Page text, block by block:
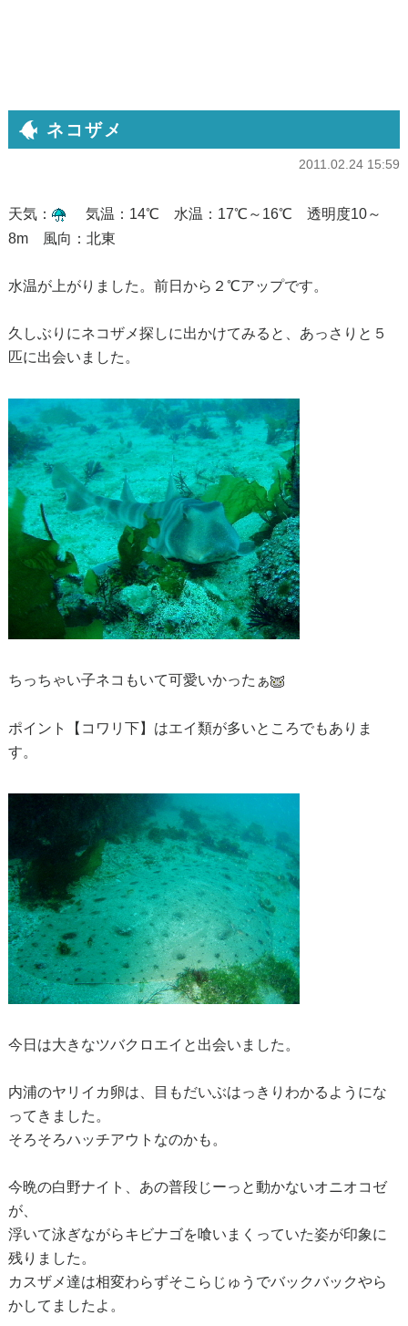
ネコザメ
2011.02.24 15:59
天気：
気温：14℃ 水温：17℃～16℃ 透明度10～
8m 風向：北東
水温が上がりました。前日から２℃アップです。
久しぶりにネコザメ探しに出かけてみると、あっさりと５
匹に出会いました。
ちっちゃい子ネコもいて可愛いかったぁ
ポイント【コワリ下】はエイ類が多いところでもありま
す。
今日は大きなツバクロエイと出会いました。
内浦のヤリイカ卵は、目もだいぶはっきりわかるようにな
ってきました。
そろそろハッチアウトなのかも。
今晩の白野ナイト、あの普段じーっと動かないオニオコゼ
が、
浮いて泳ぎながらキビナゴを喰いまくっていた姿が印象に
残りました。
カスザメ達は相変わらずそこらじゅうでバックバックやら
かしてましたよ。